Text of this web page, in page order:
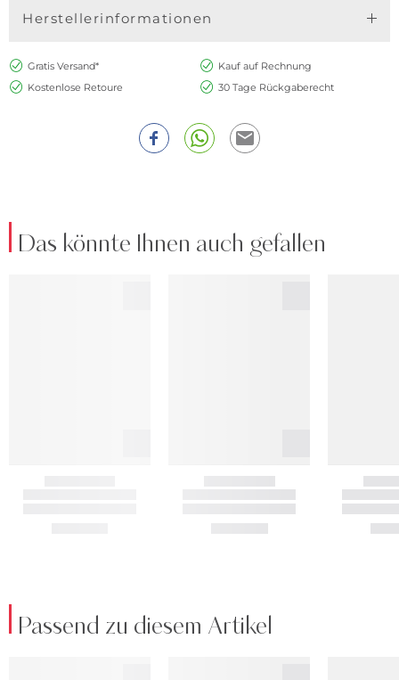
Herstellerinformationen
Gratis Versand*
Kauf auf Rechnung
Kostenlose Retoure
30 Tage Rückgaberecht
Das könnte Ihnen auch gefallen
Passend zu diesem Artikel